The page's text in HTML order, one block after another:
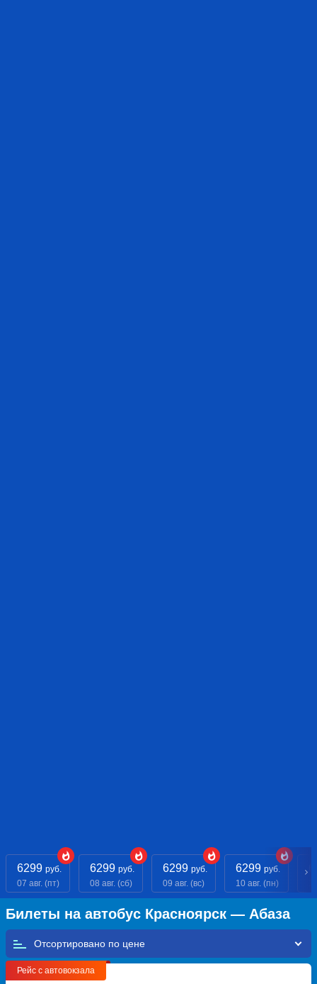
6299 руб.
07 авг. (пт)
6299 руб.
08 авг. (сб)
6299 руб.
09 авг. (вс)
6299 руб.
10 авг. (пн)
Билеты на автобус Красноярск — Абаза
Отсортировано по
Рейс с автовокзала